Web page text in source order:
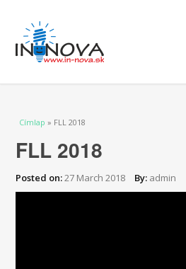
Jelenlegi hely
Címlap » FLL 2018
FLL 2018
Posted on:27 March 2018 By: admin